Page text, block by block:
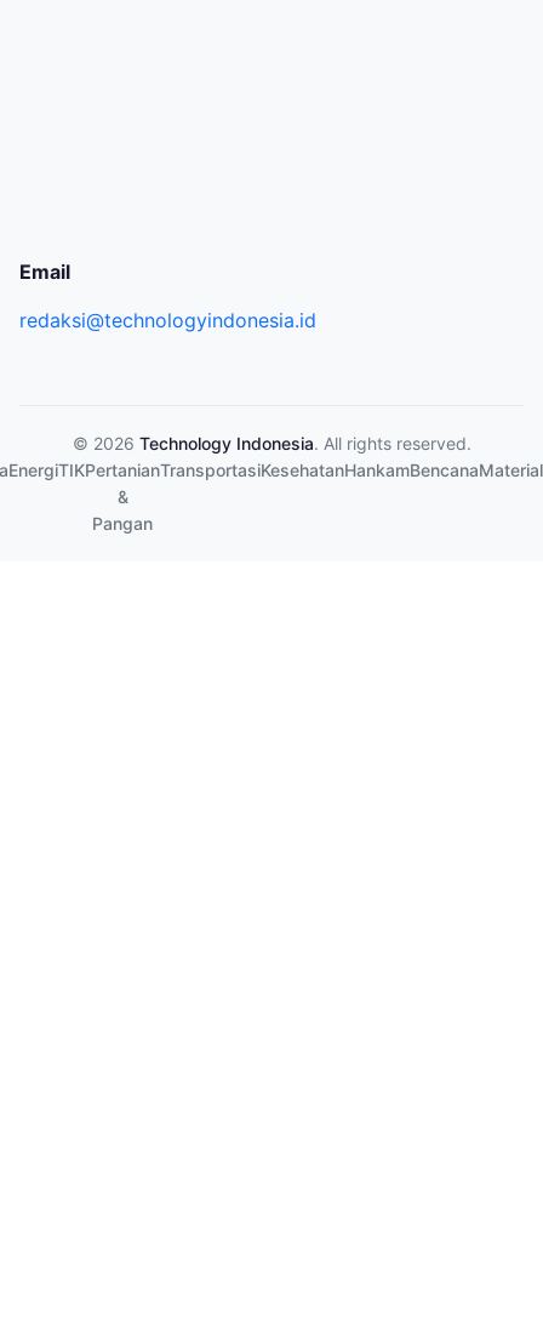
Email
redaksi@technologyindonesia.id
© 2026 Technology Indonesia. All rights reserved.
EnergiTIKPertanian
&
Pangan
TransportasiKesehatanHankamBencanaMaterial